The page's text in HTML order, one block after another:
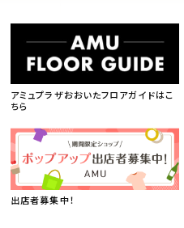
アミュプラザおおいたフロアガイドはこ
ちら
出店者募集中！